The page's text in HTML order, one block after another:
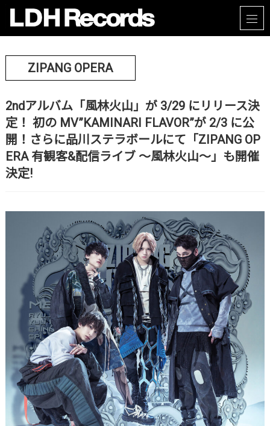
ZIPANG OPERA
2ndアルバム「風林火山」が 3/29 にリリース決
定！ 初の MV”KAMINARI FLAVOR”が 2/3 に公
開！さらに品川ステラボールにて「ZIPANG OP
ERA 有観客&配信ライブ 〜風林火山〜」も開催
決定!